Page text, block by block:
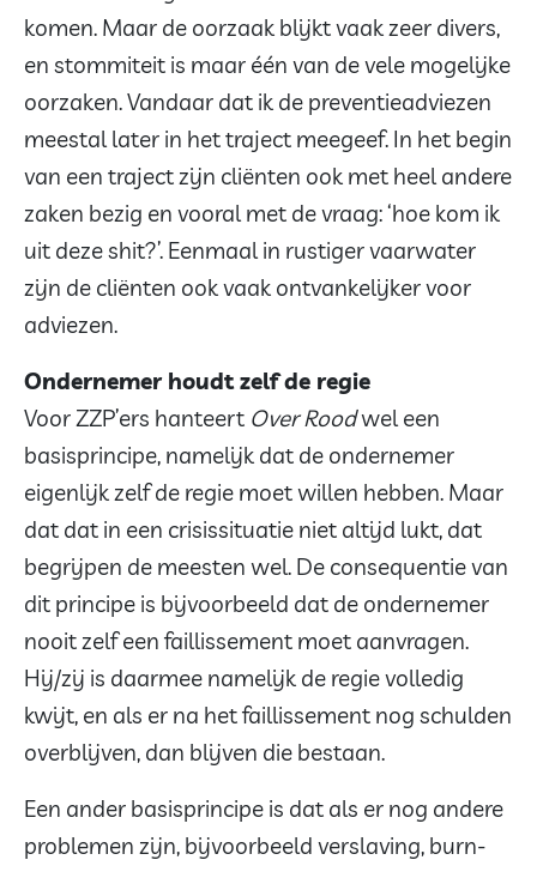
komen. Maar de oorzaak blijkt vaak zeer divers,
en stommiteit is maar één van de vele mogelijke
oorzaken. Vandaar dat ik de preventieadviezen
meestal later in het traject meegeef. In het begin
van een traject zijn cliënten ook met heel andere
zaken bezig en vooral met de vraag: ‘hoe kom ik
uit deze shit?’. Eenmaal in rustiger vaarwater
zijn de cliënten ook vaak ontvankelijker voor
adviezen.
Ondernemer houdt zelf de regie
Voor ZZP’ers hanteert Over Roodwel een
basisprincipe, namelijk dat de ondernemer
eigenlijk zelf de regie moet willen hebben. Maar
dat dat in een crisissituatie niet altijd lukt, dat
begrijpen de meesten wel. De consequentie van
dit principe is bijvoorbeeld dat de ondernemer
nooit zelf een faillissement moet aanvragen.
Hij/zij is daarmee namelijk de regie volledig
kwijt, en als er na het faillissement nog schulden
overblijven, dan blijven die bestaan.
Een ander basisprincipe is dat als er nog andere
problemen zijn, bijvoorbeeld verslaving, burn-